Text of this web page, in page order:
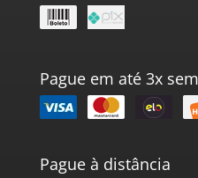
Pague em até 3x
Pague à distância